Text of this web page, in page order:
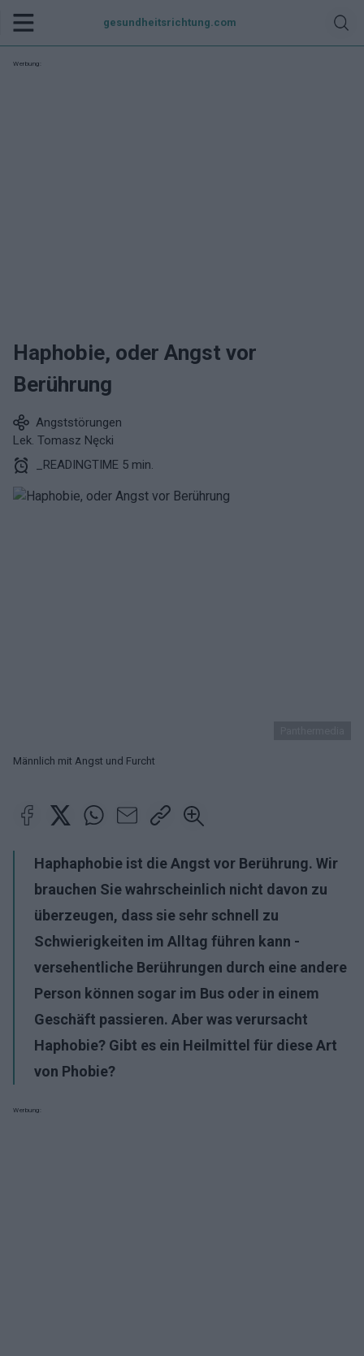
gesundheitsrichtung.com
Werbung:
Haphobie, oder Angst vor
Berührung
Angststörungen
Lek. Tomasz Nęcki
_READINGTIME 5 min.
Männlich mit Angst und Furcht
Haphaphobie ist die Angst vor Berührung. Wir
brauchen Sie wahrscheinlich nicht davon zu
überzeugen, dass sie sehr schnell zu
Schwierigkeiten im Alltag führen kann -
versehentliche Berührungen durch eine andere
Person können sogar im Bus oder in einem
Geschäft passieren. Aber was verursacht
Haphobie? Gibt es ein Heilmittel für diese Art
von Phobie?
Werbung: